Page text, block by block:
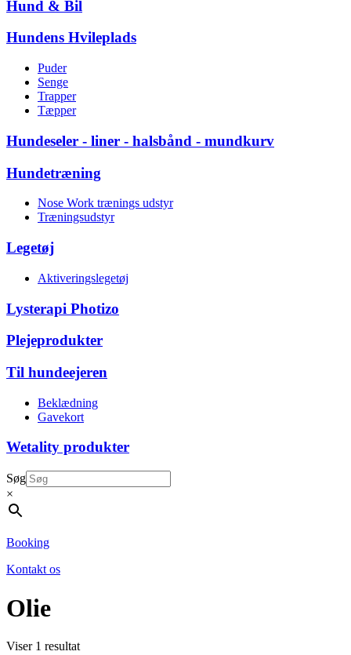
Hund & Bil
Hundens Hvileplads
Puder
Senge
Trapper
Tæpper
Hundeseler - liner - halsbånd - mundkurv
Hundetræning
Nose Work trænings udstyr
Træningsudstyr
Legetøj
Aktiveringslegetøj
Lysterapi Photizo
Plejeprodukter
Til hundeejeren
Beklædning
Gavekort
Wetality produkter
Søg
×
Booking
Kontakt os
Olie
Viser 1 resultat